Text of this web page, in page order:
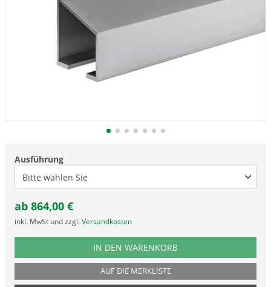
Ausführung
ab 864,00 €
inkl. MwSt und zzgl. Versandkosten
PRODUKTNUMMER FUC36
IN DEN WARENKORB
AUF DIE MERKLISTE